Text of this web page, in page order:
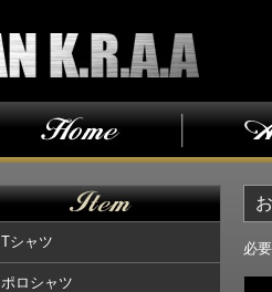
Tシャツ
ポロシャツ
必